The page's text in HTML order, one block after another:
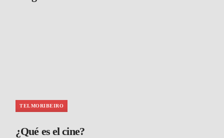
TELMORIBEIRO
¿Qué es el cine?